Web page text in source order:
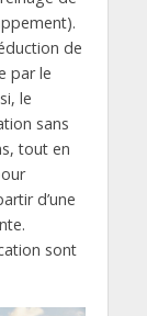
de
par le
le
sans
tout en
d’une
sont